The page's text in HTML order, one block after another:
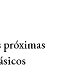
próximas